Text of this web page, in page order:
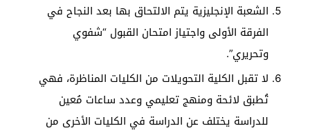
الشعبة الإنجليزية يتم الالتحاق بها بعد النجاح في
الفرقة الأولى واجتياز امتحان القبول “شفوي
وتحريري”.
لا تقبل الكلية التحويلات من الكليات المناظرة، فهي
تُطبق لائحة ومنهج تعليمي وعدد ساعات مُعين
للدراسة يختلف عن الدراسة في الكليات الأخرى من